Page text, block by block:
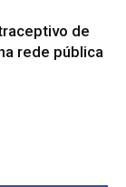
de
rede pública